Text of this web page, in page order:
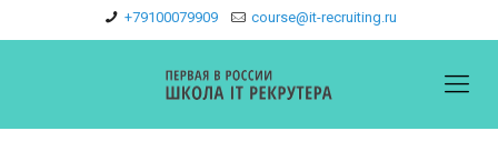
+79100079909 course@it-recruiting.ru